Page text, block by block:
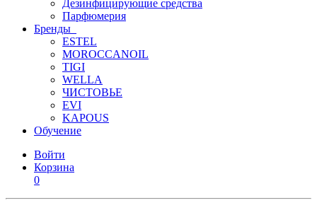
Дезинфицирующие средства
Парфюмерия
Бренды
ESTEL
MOROCCANOIL
TIGI
WELLA
ЧИСТОВЬЕ
EVI
KAPOUS
Обучение
Войти
Корзина
0